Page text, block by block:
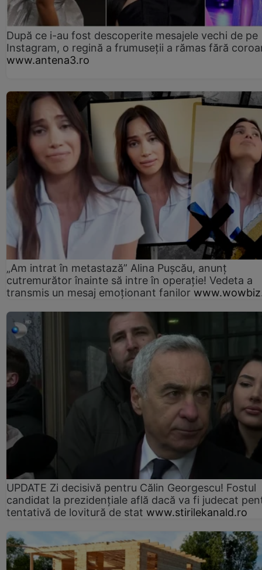
După ce i-au fost descoperite mesajele vechi de pe
Instagram, o regină a frumuseții a rămas fără
www.antena3.ro
„Am intrat în metastază” Alina Pușcău, anunț
cutremurător înainte să intre în operație! Vedeta a
transmis un mesaj emoționant fanilor
UPDATE Zi decisivă pentru Călin Georgescu! Fostul
candidat la prezidențiale află dacă va fi judecat
tentativă de lovitură de stat www.stirilekanald.ro